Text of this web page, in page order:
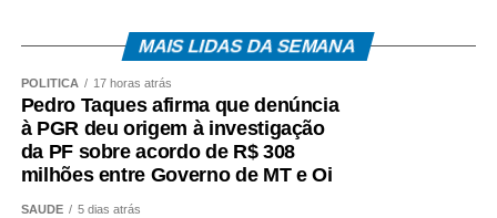
MAIS LIDAS DA SEMANA
POLÍTICA 17 horas atrás
Pedro Taques afirma que denúncia
à PGR deu origem à investigação
da PF sobre acordo de R$ 308
milhões entre Governo de MT e Oi
SAÚDE 5 dias atrás